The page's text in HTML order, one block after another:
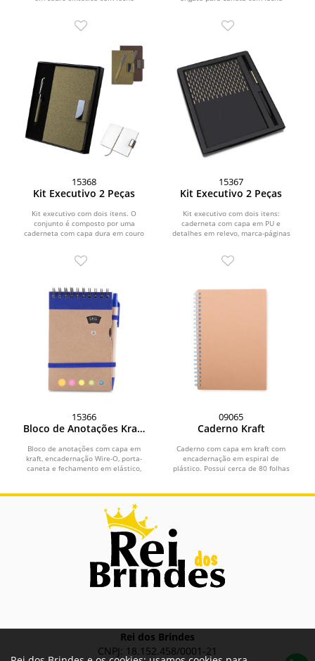
15368
Kit Executivo 2 Peças
Kit executivo com dois itens. O
conjunto é composto por uma
caderneta com capa dura em couro
15367
Kit Executivo 2 Peças
Kit executivo com dois itens:
caderneta com capa em PU e
detalhes em relevo, marca-páginas
15366
Bloco de Anotações Kraft
Bloco de anotações com capa em
kraft, encadernação Wire-O, porta-
caneta e fechamento em elástico,
09065
Caderno Kraft
Caderno com capa em kraft com
encadernação em espiral de
plástico. Possui cerca de 80 folhas
Rei dos Brindes
CNPJ: 18.152.458/0001-21